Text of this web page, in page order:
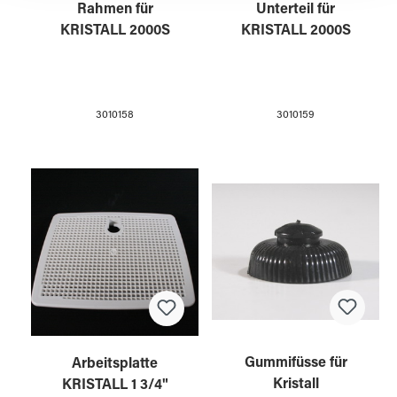
Rahmen für
KRISTALL 2000S
3010158
Unterteil für
KRISTALL 2000S
3010159
Arbeitsplatte
KRISTALL 1 3/4"
Gummifüsse für
Kristall